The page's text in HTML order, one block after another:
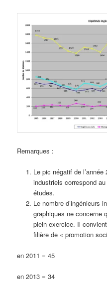
Remarques :
Le pic négatif de
industriels correspond
études.
Le nombre d’ingénieurs
graphiques ne concerne
plein exercice. Il
filière de « promotion
en 2011 = 45
en 2013 = 34